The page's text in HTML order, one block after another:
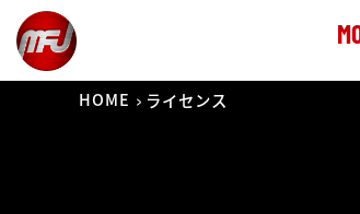
HOME ライセンス